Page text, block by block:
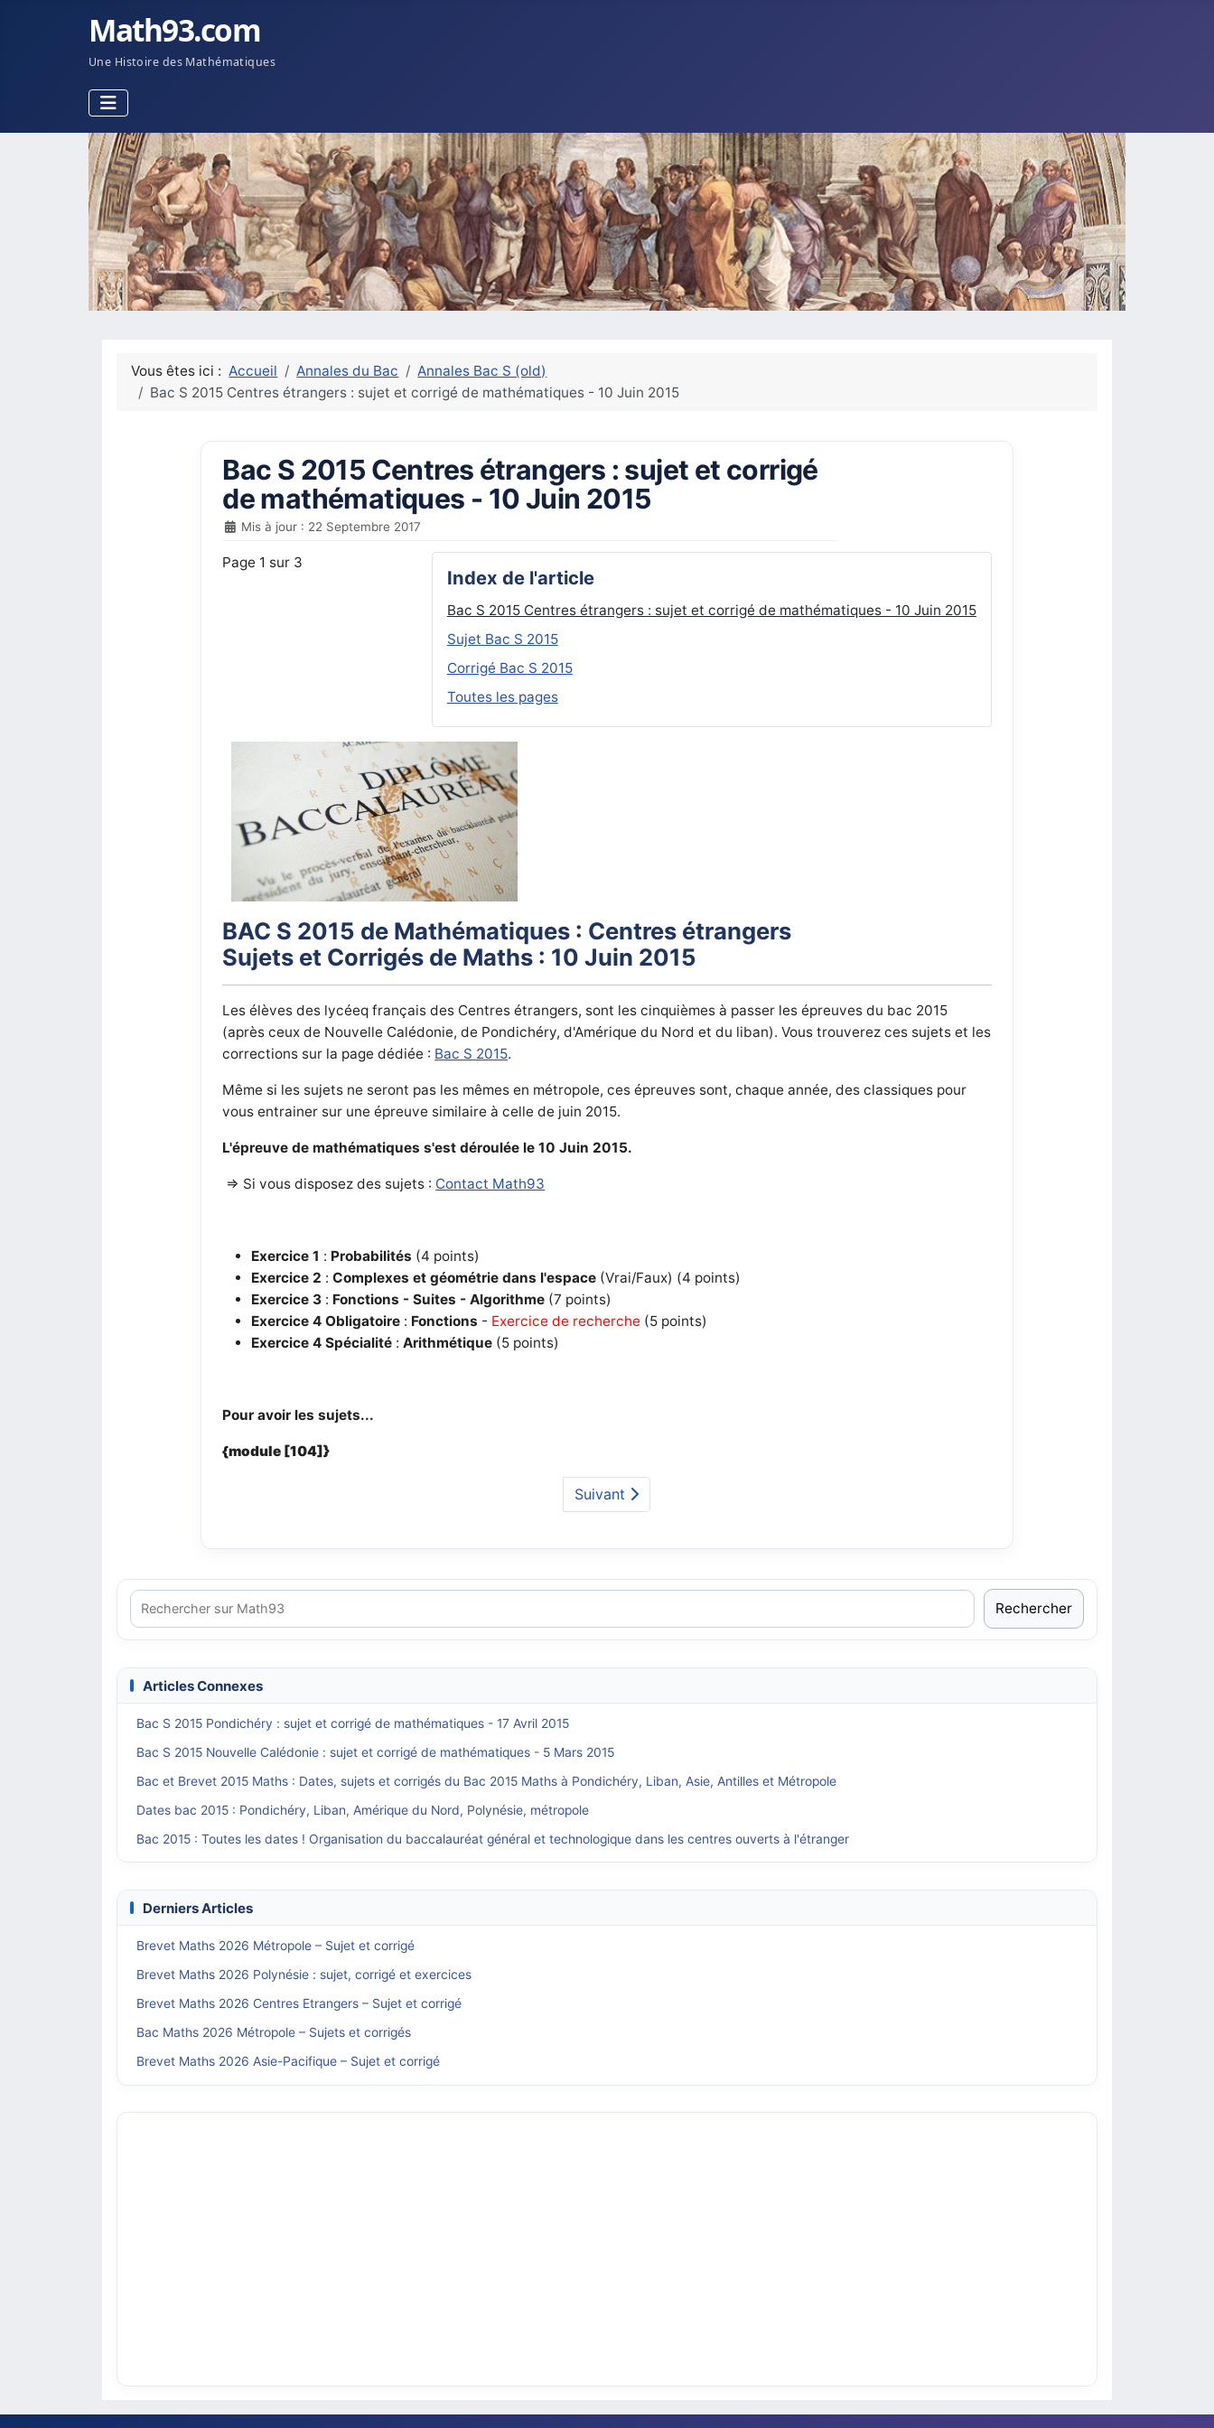
Math93.com
Une Histoire des Mathématiques
Vous êtes ici :Accueil Annales du Bac
Annales Bac S (old)
Bac S 2015 Centres étrangers : sujet et corrigé de mathématiques - 10 Juin 2015
Bac S 2015 Centres étrangers : sujet et corrigé
de mathématiques - 10 Juin 2015
Mis à jour : 22 Septembre 2017
Index de l'article
Bac S 2015 Centres étrangers : sujet et corrigé de mathématiques - 10 Juin 2015
Sujet Bac S 2015
Corrigé Bac S 2015
Toutes les pages
Page 1 sur 3
BAC S 2015 de Mathématiques : Centres étrangers
Sujets et Corrigés de Maths : 10 Juin 2015
Les élèves des lycéeq français des Centres étrangers, sont les cinquièmes à passer les épreuves du bac 2015
(après ceux de Nouvelle Calédonie, de Pondichéry, d'Amérique du Nord et du liban). Vous trouverez ces sujets et les
corrections sur la page dédiée : Bac S 2015.
Même si les sujets ne seront pas les mêmes en métropole, ces épreuves sont, chaque année, des classiques pour
vous entrainer sur une épreuve similaire à celle de juin 2015.
L'épreuve de mathématiques s'est déroulée le 10 Juin 2015.
=> Si vous disposez des sujets : Contact Math93
Exercice 1 : Probabilités (4 points)
Exercice 2 :Complexes et géométrie dans l'espace (Vrai/Faux) (4 points)
Exercice 3 : Fonctions - Suites - Algorithme (7 points)
Exercice 4 Obligatoire : Fonctions - Exercice de recherche (5 points)
Exercice 4 Spécialité :Arithmétique (5 points)
Pour avoir les sujets...
{module [104]}
Suivant
Rechercher
Articles Connexes
Bac S 2015 Pondichéry : sujet et corrigé de mathématiques - 17 Avril 2015
Bac S 2015 Nouvelle Calédonie : sujet et corrigé de mathématiques - 5 Mars 2015
Bac et Brevet 2015 Maths : Dates, sujets et corrigés du Bac 2015 Maths à Pondichéry, Liban, Asie, Antilles et Métropole
Dates bac 2015 : Pondichéry, Liban, Amérique du Nord, Polynésie, métropole
Bac 2015 : Toutes les dates ! Organisation du baccalauréat général et technologique dans les centres ouverts à l'étranger
Derniers Articles
Brevet Maths 2026 Métropole – Sujet et corrigé
Brevet Maths 2026 Polynésie : sujet, corrigé et exercices
Brevet Maths 2026 Centres Etrangers – Sujet et corrigé
Bac Maths 2026 Métropole – Sujets et corrigés
Brevet Maths 2026 Asie-Pacifique – Sujet et corrigé